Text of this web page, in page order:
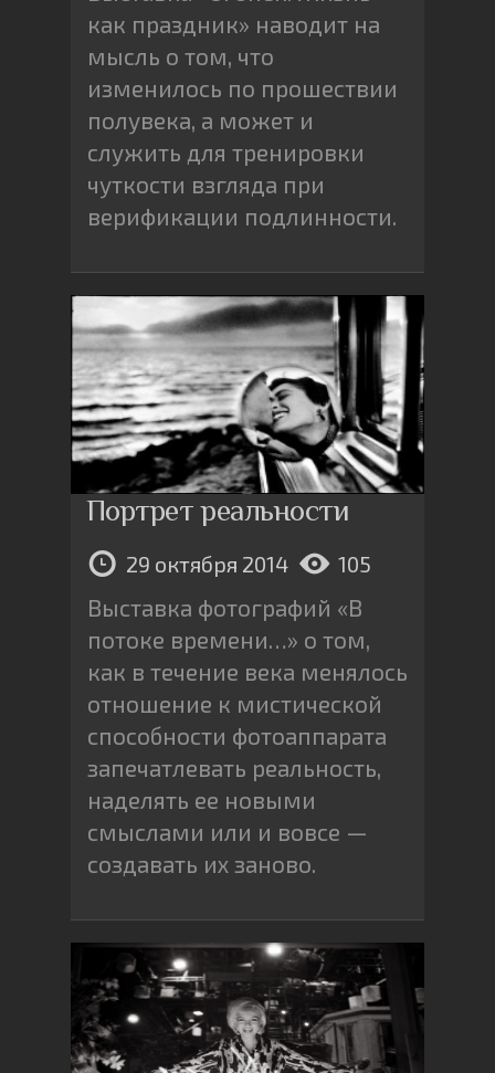
как праздник» наводит на
мысль о том, что
изменилось по прошествии
полувека, а может и
служить для тренировки
чуткости взгляда при
верификации подлинности.
Портрет реальности
29 октября 2014 105
Выставка фотографий «В
потоке времени…» о том,
как в течение века менялось
отношение к мистической
способности фотоаппарата
запечатлевать реальность,
наделять ее новыми
смыслами или и вовсе —
создавать их заново.